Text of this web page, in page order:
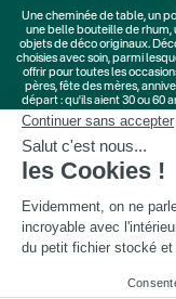
Unecheminée de table, un
une belle bouteille de rhum,
objets de déco originaux.
choisies avec soin, parmi
offrir pour toutes les
pères,fête des mères,
départ : qu'ils aient 30 ou 60
Cadeaux Saint-Valentin
Cadeaux Fête des Pères